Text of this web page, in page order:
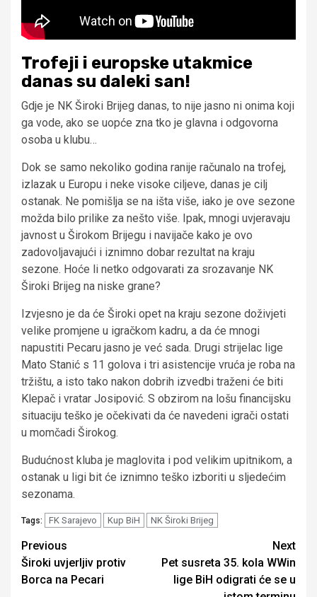
Trofeji i europske utakmice
danas su daleki san!
Gdje je NK Široki Brijeg danas, to nije jasno ni onima koji
ga vode, ako se uopće zna tko je glavna i odgovorna
osoba u klubu…
Dok se samo nekoliko godina ranije računalo na trofej,
izlazak u Europu i neke visoke ciljeve, danas je cilj
ostanak. Ne pomišlja se na išta više, iako je ove sezone
možda bilo prilike za nešto više. Ipak, mnogi uvjeravaju
javnost u Širokom Brijegu i navijače kako je ovo
zadovoljavajući i iznimno dobar rezultat na kraju
sezone. Hoće li netko odgovarati za srozavanje NK
Široki Brijeg na niske grane?
Izvjesno je da će Široki opet na kraju sezone doživjeti
velike promjene u igračkom kadru, a da će mnogi
napustiti Pecaru jasno je već sada. Drugi strijelac lige
Mato Stanić s 11 golova i tri asistencije vruća je roba na
tržištu, a isto tako nakon dobrih izvedbi traženi će biti
Klepač i vratar Josipović. S obzirom na lošu financijsku
situaciju teško je očekivati da će navedeni igrači ostati
u momčadi Širokog.
Budućnost kluba je maglovita i pod velikim upitnikom, a
ostanak u ligi bit će iznimno teško izboriti u sljedećim
sezonama.
Tags: FK Sarajevo Kup BiH NK Široki Brijeg
Continue
Reading
Previous
Široki uvjerljiv protiv
Borca na Pecari
Next
Pet susreta 35. kola WWin
lige BiH odigrati će se u